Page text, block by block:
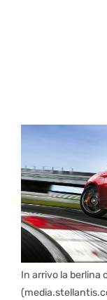
In arrivo la berlina